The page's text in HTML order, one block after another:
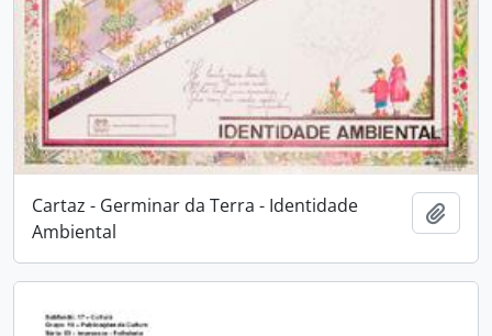
Cartaz - Germinar da Terra - Identidade
Ambiental